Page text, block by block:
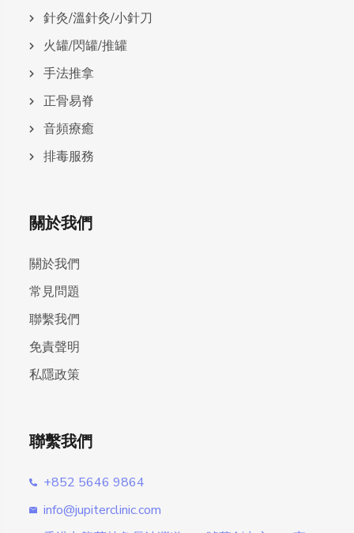
針灸/溫針灸/小針刀
火罐/閃罐/推罐
手法推拿
正骨易脊
⾳頻療癒
排毒服務
關於我們
關於我們
常見問題
聯繫我們
免責聲明
私隱政策
聯繫我們
+852 5646 9864
info@jupiterclinic.com